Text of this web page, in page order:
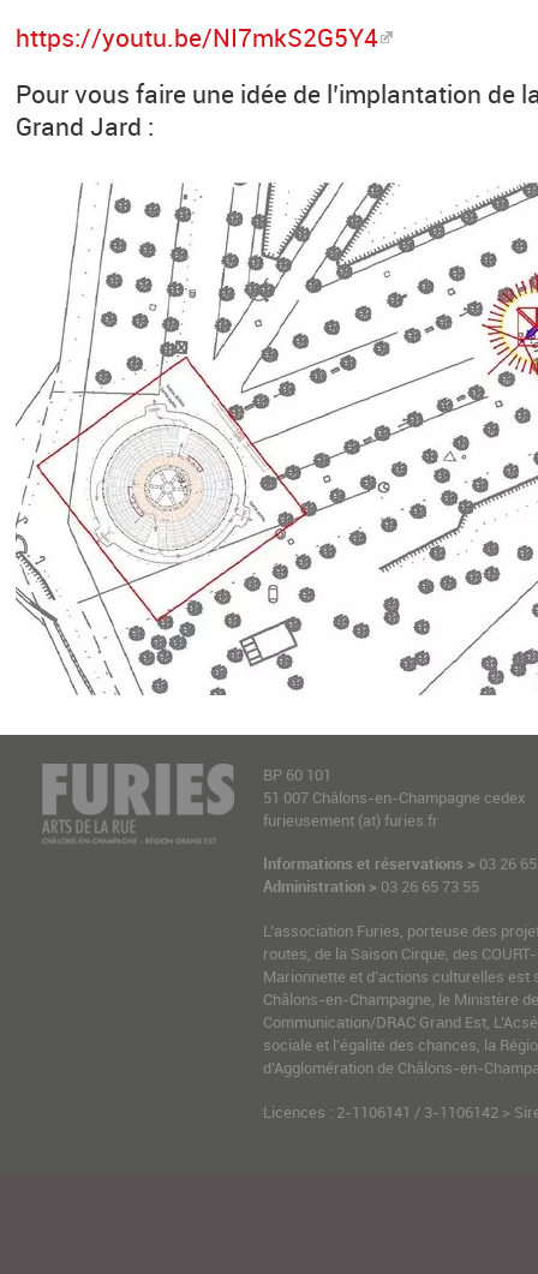
https://youtu.be/NI7mkS2G5Y4
Pour vous faire une idée de l’implantation de
Grand Jard :
BP 60 101
51 007 Châlons-en-Champagne cedex
furieusement (at) furies.fr
Informations et réservations > 03 26
Administration > 03 26 65 73 55
L’association Furies, porteuse des
routes, de la Saison Cirque, des
Marionnette et d’actions culturelles est
Châlons-en-Champagne, le Ministère
Communication/DRAC Grand Est,
sociale et l’égalité des chances, la
d’Agglomération de Châlons-en-
Licences : 2-1106141 / 3-1106142 >